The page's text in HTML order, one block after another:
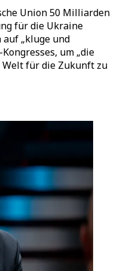
Union 50 Milliarden
für die Ukraine
auf „kluge und
um „die
für die Zukunft zu